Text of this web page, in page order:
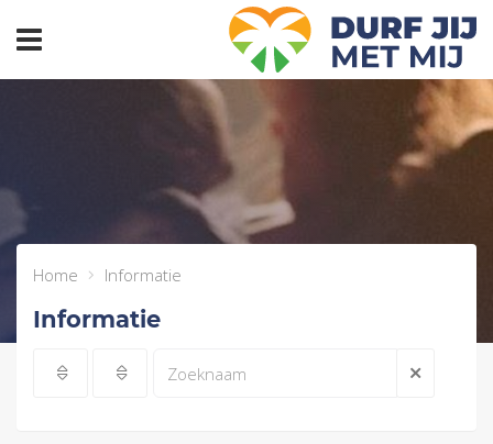
header_toggle_navigation
Home Informatie
Informatie